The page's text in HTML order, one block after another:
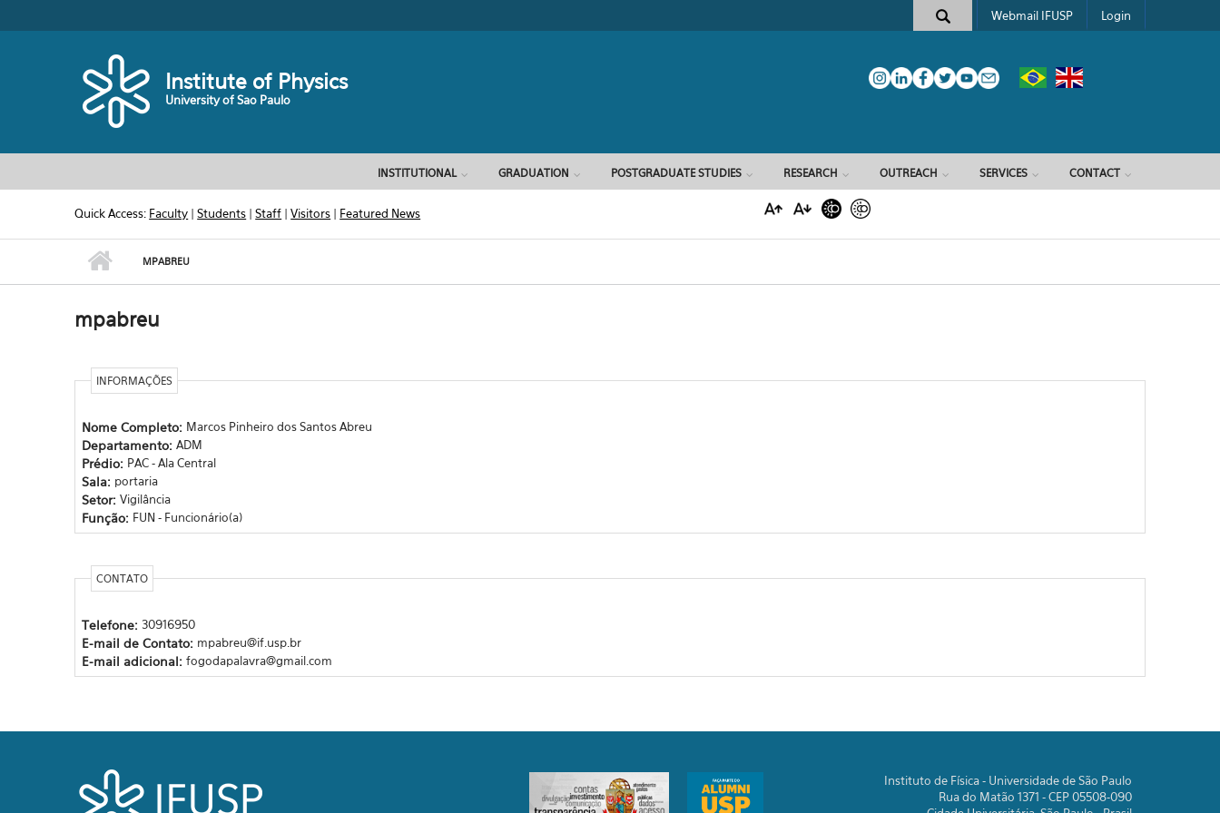
Search form
Webmail IFUSP Login
Institute of Physics
University of Sao Paulo
INSTITUTIONAL GRADUATION POSTGRADUATE STUDIES RESEARCH OUTREACH SERVICES CONTACT
Quick Access: Faculty |Students |Staff |Visitors | Featured News
MPABREU
mpabreu
INFORMAÇÕES
Nome Completo: Marcos Pinheiro dos Santos Abreu
Departamento: ADM
Prédio: PAC - Ala Central
Sala: portaria
Setor: Vigilância
Função: FUN - Funcionário(a)
CONTATO
Telefone: 30916950
E-mail de Contato: mpabreu@if.usp.br
E-mail adicional: fogodapalavra@gmail.com
Instituto de Física - Universidade de São Paulo
Rua do Matão 1371 - CEP 05508-090